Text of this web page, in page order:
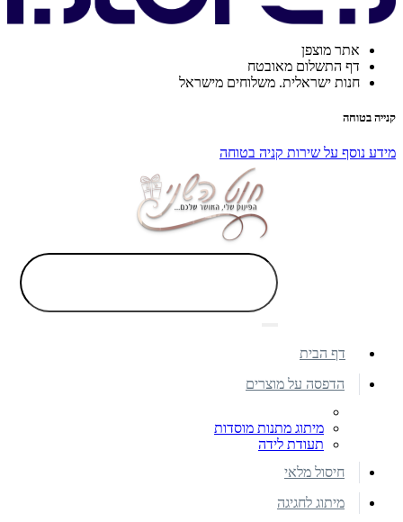
אתר מוצפן
דף התשלום מאובטח
חנות ישראלית. משלוחים מישראל
קנייה בטוחה
מידע נוסף על שירות קניה בטוחה
דף הבית
הדפסה על מוצרים
מיתוג מתנות מוסדות
תעודת לידה
חיסול מלאי
מיתוג לחגיגה